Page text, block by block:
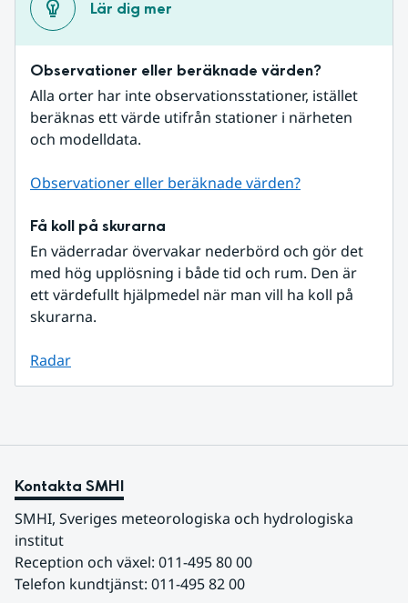
Lär dig mer
Observationer eller beräknade värden?
Alla orter har inte observationsstationer, istället
beräknas ett värde utifrån stationer i närheten
och modelldata.
Observationer eller beräknade värden?
Få koll på skurarna
En väderradar övervakar nederbörd och gör det
med hög upplösning i både tid och rum. Den är
ett värdefullt hjälpmedel när man vill ha koll på
skurarna.
Radar
Kontakta SMHI
SMHI, Sveriges meteorologiska och hydrologiska
institut
Reception och växel: 011-495 80 00
Telefon kundtjänst: 011-495 82 00